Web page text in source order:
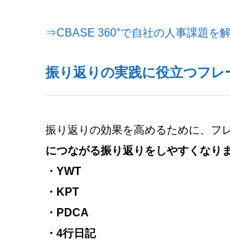
⇒CBASE 360°で自社の人事課題を
振り返りの実践に役立つフレ
振り返りの効果を高めるために、フ
につながる振り返りをしやすくなりま
・YWT
・KPT
・PDCA
・4行日記